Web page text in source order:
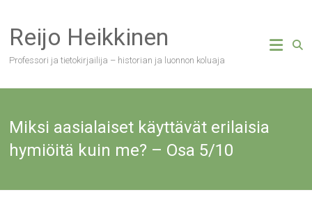
content
Reijo Heikkinen
Professori ja tietokirjailija – historian ja luonnon koluaja
Miksi aasialaiset käyttävät erilaisia
hymiöitä kuin me? – Osa 5/10